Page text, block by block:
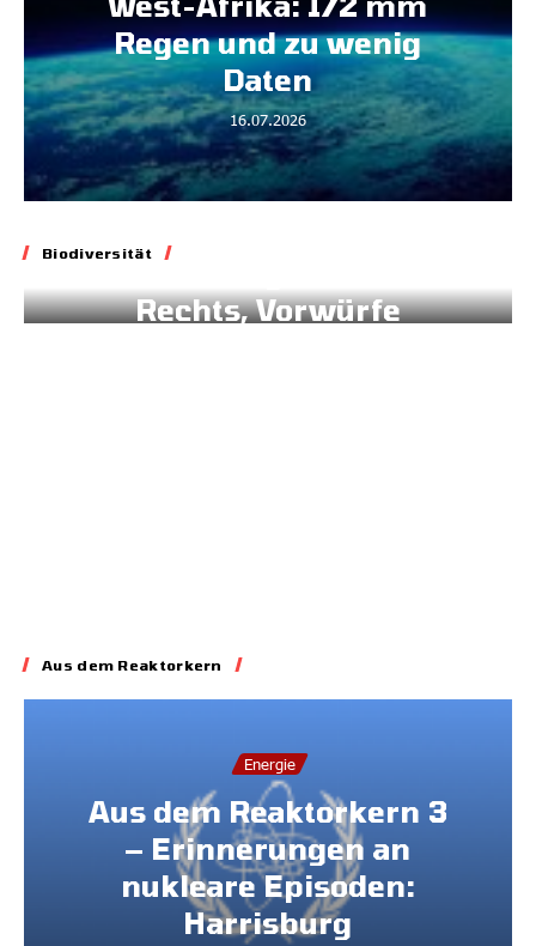
Regen und zu wenig
Daten
16.07.2026
Biodiversität
Rechts, Vorwürfe
Aus dem Reaktorkern
Energie
Aus dem Reaktorkern 3
– Erinnerungen an
nukleare Episoden:
Harrisburg